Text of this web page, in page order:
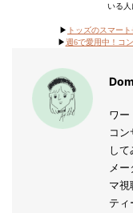
いる人
▶︎ トッズのスマー
▶︎週6で愛用中！コ
ワー
コ
し
メ
マ視
ティ